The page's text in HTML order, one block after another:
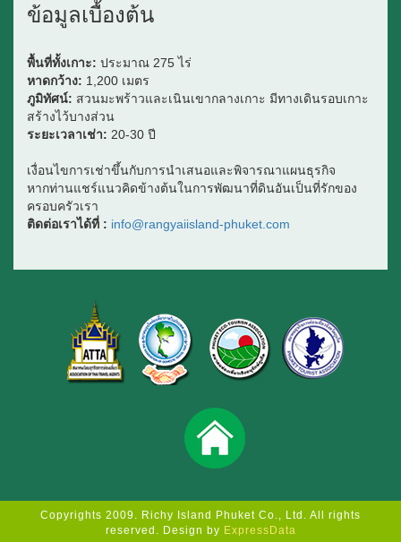
ข้อมูลเบื้องต้น
พื้นที่ทั้งเกาะ: ประมาณ 275 ไร่
หาดกว้าง: 1,200 เมตร
ภูมิทัศน์: สวนมะพร้าวและเนินเขากลางเกาะ มีทางเดินรอบเกาะ
สร้างไว้บางส่วน
ระยะเวลาเช่า: 20-30 ปี
เงื่อนไขการเช่าขึ้นกับการนำเสนอและพิจารณาแผนธุรกิจ
หากท่านแชร์แนวคิดข้างต้นในการพัฒนาที่ดินอันเป็นที่รักของ
ครอบครัวเรา
ติดต่อเราได้ที่ : info@rangyaiisland-phuket.com
Copyrights 2009. Richy Island Phuket Co., Ltd. All rights
reserved. Design by ExpressData